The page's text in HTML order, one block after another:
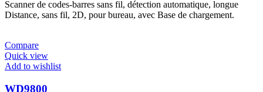
Scanner de codes-barres sans fil, détection automatique, longue
Distance, sans fil, 2D, pour bureau, avec Base de chargement.
Compare
Quick view
Add to wishlist
WD9800